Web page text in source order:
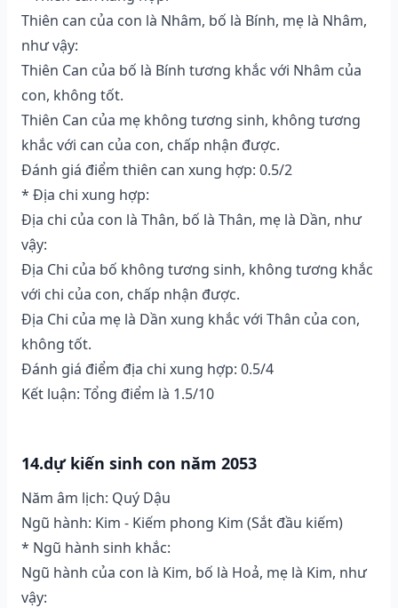
Thiên can của con là Nhâm, bố là Bính, mẹ là Nhâm,
như vậy:
Thiên Can của bố là Bính tương khắc với Nhâm của
con, không tốt.
Thiên Can của mẹ không tương sinh, không tương
khắc với can của con, chấp nhận được.
Đánh giá điểm thiên can xung hợp: 0.5/2
* Địa chi xung hợp:
Địa chi của con là Thân, bố là Thân, mẹ là Dần, như
vậy:
Địa Chi của bố không tương sinh, không tương khắc
với chi của con, chấp nhận được.
Địa Chi của mẹ là Dần xung khắc với Thân của con,
không tốt.
Đánh giá điểm địa chi xung hợp: 0.5/4
Kết luận: Tổng điểm là 1.5/10
14.dự kiến sinh con năm 2053
Năm âm lịch: Quý Dậu
Ngũ hành: Kim - Kiếm phong Kim (Sắt đầu kiếm)
* Ngũ hành sinh khắc:
Ngũ hành của con là Kim, bố là Hoả, mẹ là Kim, như
vậy: